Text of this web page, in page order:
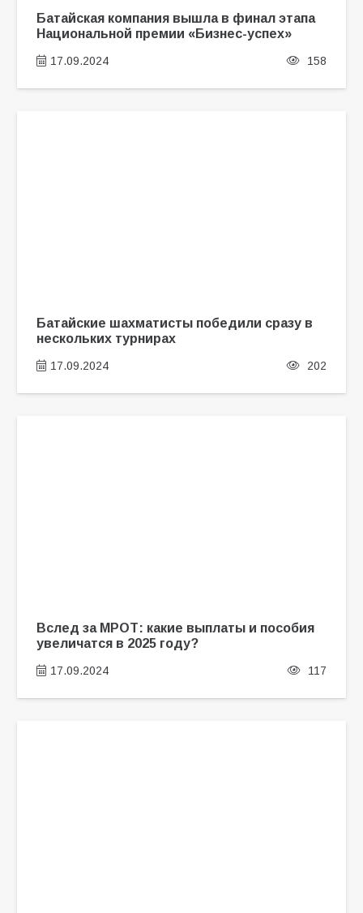
Батайская компания вышла в финал этапа
Национальной премии «Бизнес-успех»
17.09.2024 158
Батайские шахматисты победили сразу в
нескольких турнирах
17.09.2024 202
Вслед за МРОТ: какие выплаты и пособия
увеличатся в 2025 году?
17.09.2024 117